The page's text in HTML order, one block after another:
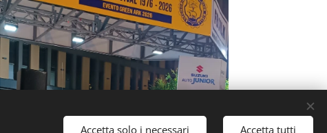
Accetta solo i necessari Accetta tutti